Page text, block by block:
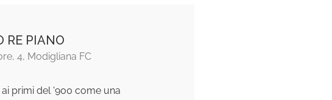
RE PIANO
4, Modigliana FC
primi del '900 come una